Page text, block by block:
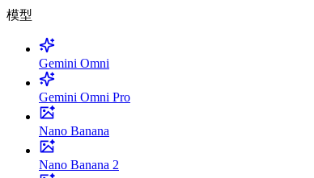
模型
Gemini Omni
Gemini Omni Pro
Nano Banana
Nano Banana 2